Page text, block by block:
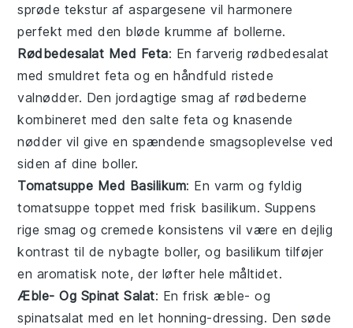
sprøde tekstur af aspargesene vil harmonere
perfekt med den bløde krumme af bollerne.
Rødbedesalat Med Feta: En farverig rødbedesalat
med smuldret feta og en håndfuld ristede
valnødder. Den jordagtige smag af rødbederne
kombineret med den salte feta og knasende
nødder vil give en spændende smagsoplevelse ved
siden af dine boller.
Tomatsuppe Med Basilikum: En varm og fyldig
tomatsuppe toppet med frisk basilikum. Suppens
rige smag og cremede konsistens vil være en dejlig
kontrast til de nybagte boller, og basilikum tilføjer
en aromatisk note, der løfter hele måltidet.
Æble- Og Spinat Salat: En friskæble- og
spinatsalat med en let honning-dressing. Den søde